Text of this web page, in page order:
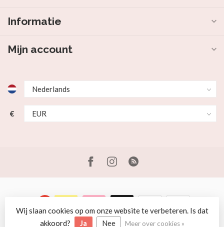
Informatie
Mijn account
€
© Copyright 2026 Beer en Schaap
Wij slaan cookies op om onze website te verbeteren. Is dat
akkoord?
Ja Nee Meer over cookies »